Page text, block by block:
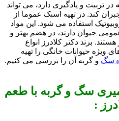
تربیت و یادگیری دارد، می تواند
کند. در تهیه اسنک عموما از
استفاده می شود. این مواد
حیوان دارند، در هضم بهتر و
برند دکتر کلادرز انواع
ویژه حیوانات خانگی را تهیه
سگ و گربه آن را بررسی می کنیم.
سگ و گربه با طعم
: